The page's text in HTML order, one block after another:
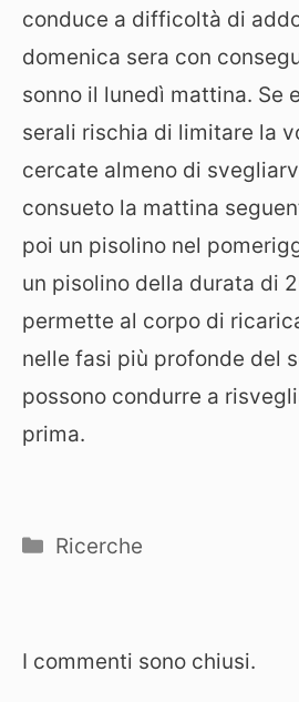
conduce a difficoltà di
domenica sera con
sonno il lunedì mattina. Se
serali rischia di limitare la
cercate almeno di
consueto la mattina
poi un pisolino nel
un pisolino della durata di
permette al corpo di
nelle fasi più profonde del
possono condurre a
prima.
Categorie
Ricerche
I commenti sono chiusi.